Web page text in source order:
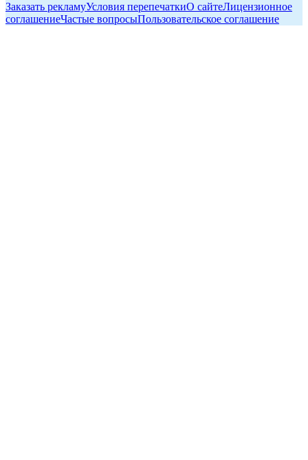
Заказать рекламуУсловия перепечаткиО сайтеЛицензионное
соглашениеЧастые вопросыПользовательское соглашение